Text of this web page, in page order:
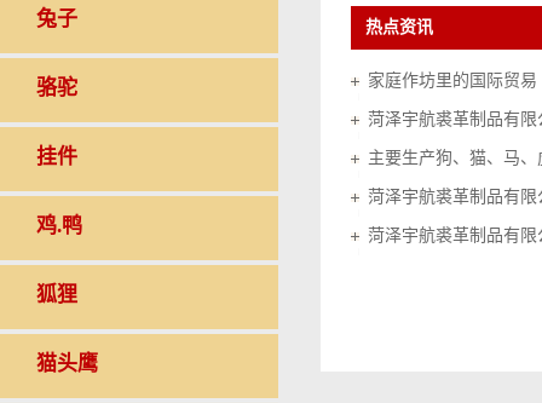
兔子
骆驼
挂件
鸡.鸭
狐狸
猫头鹰
热点资讯
家庭作坊里的国际贸易
菏泽宇航裘革制品有
菏泽宇航裘革制品有限
菏泽宇航裘革制品有限